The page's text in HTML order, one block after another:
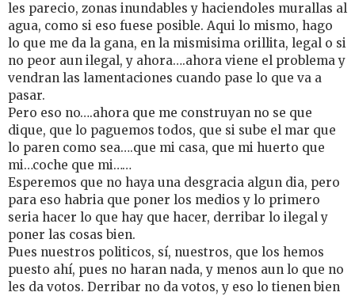
les parecio, zonas inundables y haciendoles murallas al
agua, como si eso fuese posible. Aqui lo mismo, hago
lo que me da la gana, en la mismisima orillita, legal o si
no peor aun ilegal, y ahora….ahora viene el problema y
vendran las lamentaciones cuando pase lo que va a
pasar.
Pero eso no….ahora que me construyan no se que
dique, que lo paguemos todos, que si sube el mar que
lo paren como sea….que mi casa, que mi huerto que
mi…coche que mi……
Esperemos que no haya una desgracia algun dia, pero
para eso habria que poner los medios y lo primero
seria hacer lo que hay que hacer, derribar lo ilegal y
poner las cosas bien.
Pues nuestros politicos, sí, nuestros, que los hemos
puesto ahí, pues no haran nada, y menos aun lo que no
les da votos. Derribar no da votos, y eso lo tienen bien